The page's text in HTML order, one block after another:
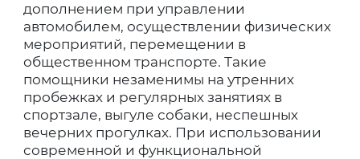
дополнением при управлении
автомобилем, осуществлении физических
мероприятий, перемещении в
общественном транспорте. Такие
помощники незаменимы на утренних
пробежках и регулярных занятиях в
спортзале, выгуле собаки, неспешных
вечерних прогулках. При использовании
современной и функциональной